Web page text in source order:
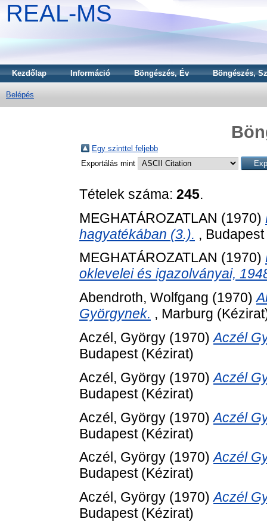
REAL-MS
Kezdőlap Információ Böngészés, Év Böngészés,
Belépés
Egy szinttel feljebb
Exportálás mint
Tételek száma: 245.
MEGHATÁROZATLAN (1970)
hagyatékában (3.). ,
MEGHATÁROZATLAN (1970)
oklevelei és igazolványai,
Abendroth, Wolfgang (1970)
Györgynek. , Marburg
Aczél, György (1970)Aczél
Budapest (Kézirat)
Aczél, György (1970)Aczél
Budapest (Kézirat)
Aczél, György (1970)Aczél
Budapest (Kézirat)
Aczél, György (1970)Aczél
Budapest (Kézirat)
Aczél, György (1970)Aczél
Budapest (Kézirat)